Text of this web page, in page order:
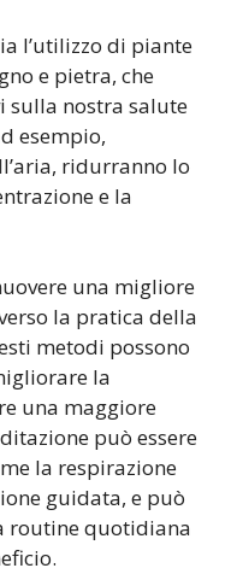
l’utilizzo di piante
e pietra, che
sulla nostra salute
esempio,
ridurranno lo
e la
una migliore
la pratica della
metodi possono
la
una maggiore
può essere
la respirazione
guidata, e può
routine quotidiana